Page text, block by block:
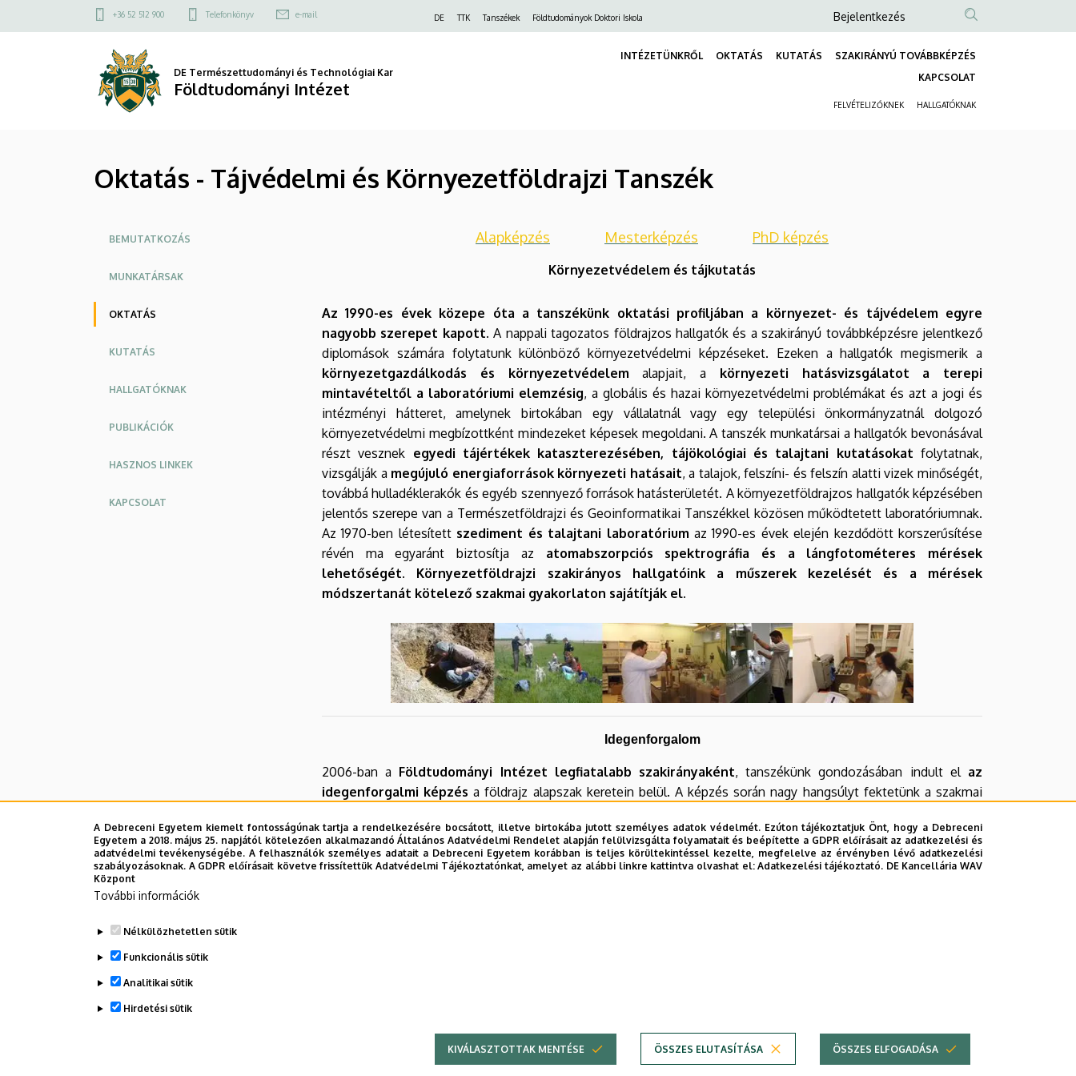
Tájvédelmi
Tanszék
Földtudományi
a
Felső
menü
+36 52 512 900 Telefonkönyv e-mail
FelsőDE TTK Tanszékek Földtudományok Doktori Iskola
Anonim
fiók
Bejelentkezés
DE Természettudományi és Technológiai Kar
Földtudományi Intézet
INTÉZETÜNKRŐL OKTATÁS KUTATÁS
SZAKIRÁNYÚ TOVÁBBKÉPZÉS
KAPCSOLAT
FELVÉTELIZŐKNEK HALLGATÓKNAK
Oktatás - Tájvédelmi és Környezetföldrajzi Tanszék
Oldalmenü
BEMUTATKOZÁS
MUNKATÁRSAK
OKTATÁS
KUTATÁS
HALLGATÓKNAK
PUBLIKÁCIÓK
HASZNOS LINKEK
KAPCSOLAT
Alapképzés Mesterképzés PhD képzés
Környezetvédelem és tájkutatás
Az 1990-es évek közepe óta a tanszékünk oktatási profiljában a környezet- és tájvédelem egyre
nagyobb szerepet kapott.A nappali tagozatos földrajzos hallgatók és a szakirányú továbbképzésre jelentkező
diplomások számára folytatunk különböző környezetvédelmi képzéseket. Ezeken a hallgatók megismerik a
környezetgazdálkodás és környezetvédelemalapjait, a környezeti hatásvizsgálatot a terepi
mintavételtől a laboratóriumi elemzésig, a globális és hazai környezetvédelmi problémákat és azt a jogi és
intézményi hátteret, amelynek birtokában egy vállalatnál vagy egy települési önkormányzatnál dolgozó
környezetvédelmi megbízottként mindezeket képesek megoldani. A tanszék munkatársai a hallgatók bevonásával
részt vesznek egyedi tájértékek kataszterezésében, tájökológiai és talajtani kutatásokat folytatnak,
vizsgálják a megújuló energiaforrások környezeti hatásait, a talajok, felszíni- és felszín alatti vizek minőségét,
továbbá hulladéklerakók és egyéb szennyező források hatásterületét. A környezetföldrajzos hallgatók képzésében
jelentős szerepe van a Természetföldrajzi és Geoinformatikai Tanszékkel közösen működtetett laboratóriumnak.
Az 1970-ben létesített szediment és talajtani laboratórium az 1990-es évek elején kezdődött korszerűsítése
révén ma egyaránt biztosítja az atomabszorpciós spektrográfia és a lángfotométeres mérések
lehetőségét. Környezetföldrajzi szakirányos hallgatóink a műszerek kezelését és a mérések
módszertanát kötelező szakmai gyakorlaton sajátítják el.
Idegenforgalom
2006-ban a Földtudományi Intézet legfiatalabb szakirányaként, tanszékünk gondozásában indult el az
idegenforgalmi képzés a földrajz alapszak keretein belül. A képzés során nagy hangsúlyt fektetünk a szakmai
között van, aki stewardként dogozik az Emirates Airlines-nál, többen utazásszervezőként helyezkedtek el az
IBUSZ Utazási Irodában vagy éppen recepciósként a Hotel Divinus*****-ban. Munkatársaink kutatási témái: a táj
és a turisták kapcsolatának vizsgálata, természeti területeken folyó idegenforgalom hatásának mérését segítő
A Debreceni Egyetem kiemelt fontosságúnak tartja a rendelkezésére bocsátott, illetve birtokába jutott személyes adatok védelmét. Ezúton tájékoztatjuk Önt, hogy a Debreceni
Egyetem a 2018. május 25. napjától kötelezően alkalmazandó Általános Adatvédelmi Rendelet alapján felülvizsgálta folyamatait és beépítette a GDPR előírásait az adatkezelési és
adatvédelmi tevékenységébe. A felhasználók személyes adatait a Debreceni Egyetem korábban is teljes körültekintéssel kezelte, megfelelve az érvényben lévő adatkezelési
szabályozásoknak. A GDPR előírásait követve frissítettük Adatvédelmi Tájékoztatónkat, amelyet az alábbi linkre kattintva olvashat el:Adatkezelési tájékoztató. DE Kancellária WAV
Központ
További információk
Nélkülözhetetlen sütik
Funkcionális sütik
Analitikai sütik
Hirdetési sütik
KIVÁLASZTOTTAK MENTÉSE ÖSSZES ELUTASÍTÁSA ÖSSZES ELFOGADÁSA